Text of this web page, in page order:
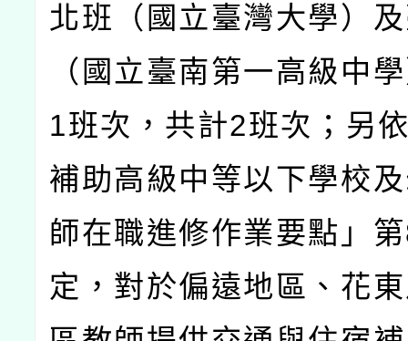
北班（國立臺灣大學）
（國立臺南第一高級中
1班次，共計2班次；另
補助高級中等以下學校
師在職進修作業要點」第
定，對於偏遠地區、花